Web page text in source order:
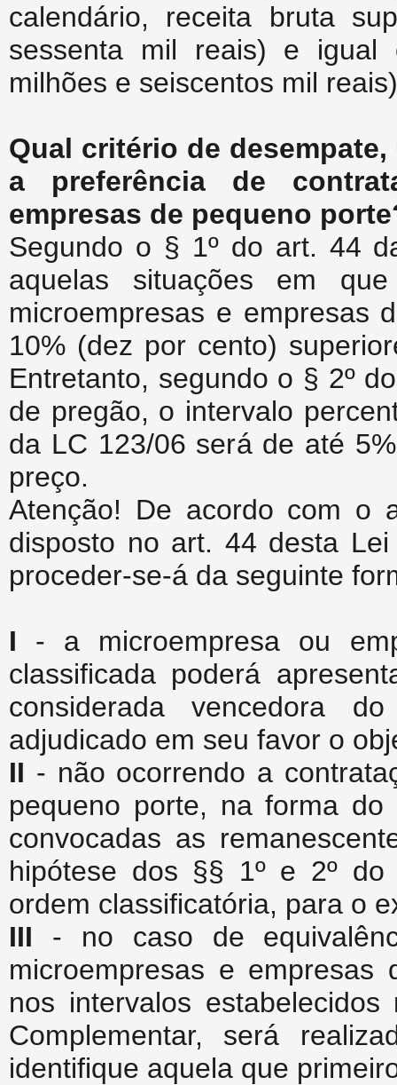
calendário, receita bruta
sessenta mil reais) e igual
milhões e seiscentos mil
Qual critério de
a preferência de
empresas de pequeno
Segundo o § 1º do art. 44
aquelas situações em
microempresas e empresas
10% (dez por cento)
Entretanto, segundo o § 2º
de pregão, o intervalo
da LC 123/06 será de até
preço.
Atenção! De acordo com o
disposto no art. 44 desta
proceder-se-á da seguinte
I - a microempresa ou
classificada poderá
considerada vencedora
adjudicado em seu favor o
II - não ocorrendo a
pequeno porte, na forma
convocadas as
hipótese dos §§ 1º e 2º
ordem classificatória, para o
III - no caso de
microempresas e
nos intervalos
Complementar, será
identifique aquela que